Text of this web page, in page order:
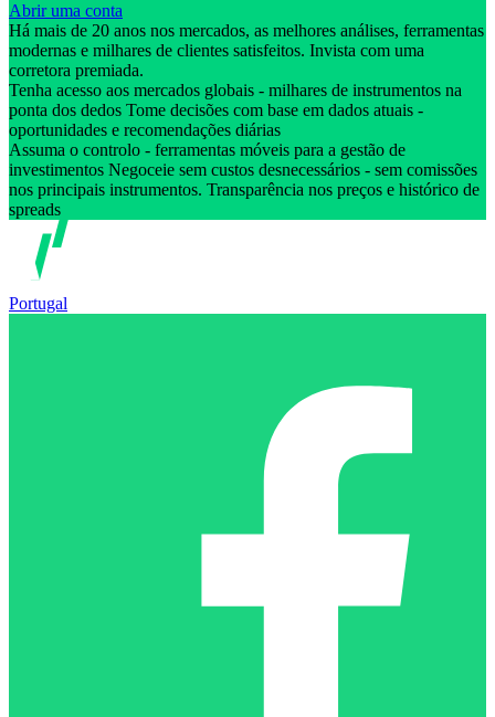
Abrir uma conta
Há mais de 20 anos nos mercados, as melhores análises, ferramentas
modernas e milhares de clientes satisfeitos. Invista com uma
corretora premiada.
Tenha acesso aos mercados globais - milhares de instrumentos na
ponta dos dedos Tome decisões com base em dados atuais -
oportunidades e recomendações diárias
Assuma o controlo - ferramentas móveis para a gestão de
investimentos Negoceie sem custos desnecessários - sem comissões
nos principais instrumentos. Transparência nos preços e histórico de
spreads
Portugal